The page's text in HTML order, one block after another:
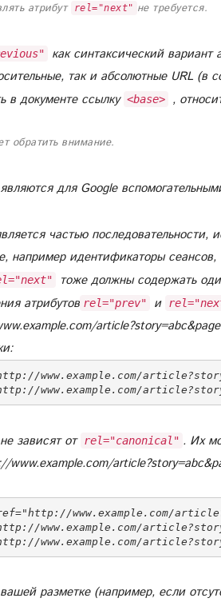
атрибут rel="next" не требуется.
как синтаксический вариант
так и абсолютные URL (в
в документе ссылку <base>
,
обратить внимание.
являются для Google
частью последовательности,
например идентификаторы сеансов,
тоже должны содержать
атрибутов rel="prev" и
www.example.com/
не зависят от rel="canonical" . Их
www.example.com/
www.example.com/
разметке (например, если